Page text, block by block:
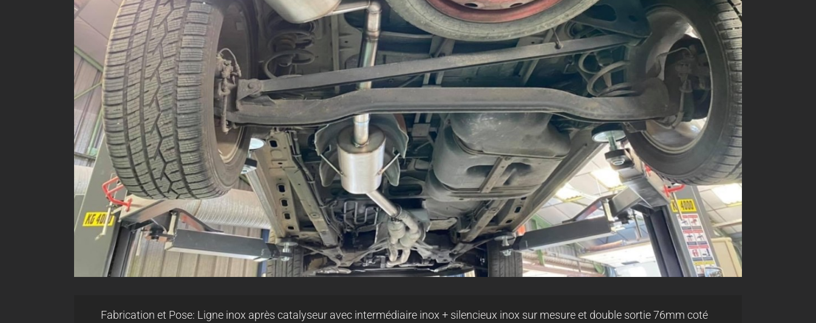
Fabrication et Pose: Ligne inox après catalyseur avec intermédiaire inox + silencieux inox sur mesure et double sortie 76mm coté